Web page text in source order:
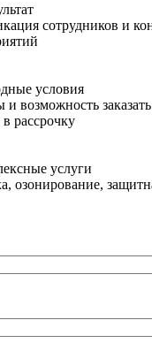
сотрудников и
условия
возможность
рассрочку
услуги
озонирование,